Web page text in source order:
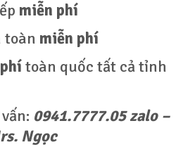
miễn phí
toàn miễn phí
toàn quốc tất cả tỉnh
0941.7777.05 zalo –
Ngọc